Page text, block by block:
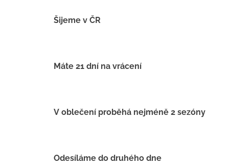
Šijeme v ČR
Máte 21 dní na vrácení
V oblečení proběhá nejméně 2 sezóny
Odesíláme do druhého dne